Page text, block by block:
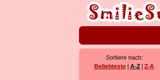
Sortiere nach:
Beliebteste
A-Z Z-A